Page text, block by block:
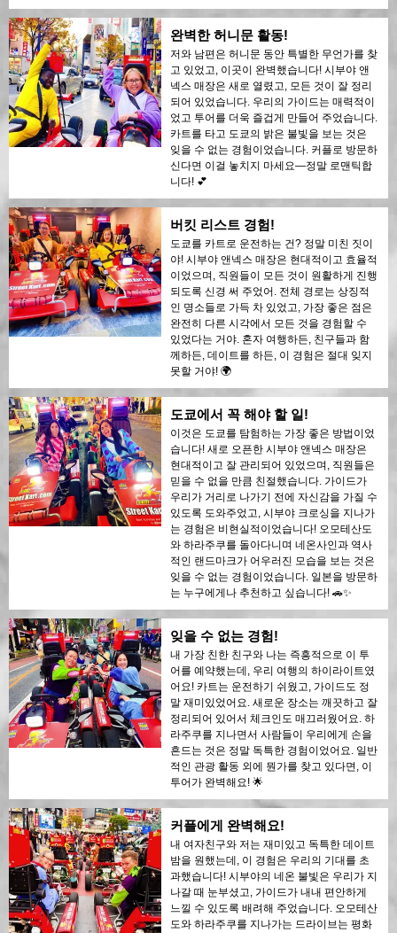
완벽한 허니문 활동!
저와 남편은 허니문 동안 특별한 무언가를 찾
고 있었고, 이곳이 완벽했습니다! 시부야 앤
넥스 매장은 새로 열렸고, 모든 것이 잘 정리
되어 있었습니다. 우리의 가이드는 매력적이
었고 투어를 더욱 즐겁게 만들어 주었습니다.
카트를 타고 도쿄의 밝은 불빛을 보는 것은
잊을 수 없는 경험이었습니다. 커플로 방문하
신다면 이걸 놓치지 마세요—정말 로맨틱합
니다! 💕
버킷 리스트 경험!
도쿄를 카트로 운전하는 건? 정말 미친 짓이
야! 시부야 앤넥스 매장은 현대적이고 효율적
이었으며, 직원들이 모든 것이 원활하게 진행
되도록 신경 써 주었어. 전체 경로는 상징적
인 명소들로 가득 차 있었고, 가장 좋은 점은
완전히 다른 시각에서 모든 것을 경험할 수
있었다는 거야. 혼자 여행하든, 친구들과 함
께하든, 데이트를 하든, 이 경험은 절대 잊지
못할 거야! 🌍
도쿄에서 꼭 해야 할 일!
이것은 도쿄를 탐험하는 가장 좋은 방법이었
습니다! 새로 오픈한 시부야 앤넥스 매장은
현대적이고 잘 관리되어 있었으며, 직원들은
믿을 수 없을 만큼 친절했습니다. 가이드가
우리가 거리로 나가기 전에 자신감을 가질 수
있도록 도와주었고, 시부야 크로싱을 지나가
는 경험은 비현실적이었습니다! 오모테산도
와 하라주쿠를 돌아다니며 네온사인과 역사
적인 랜드마크가 어우러진 모습을 보는 것은
잊을 수 없는 경험이었습니다. 일본을 방문하
는 누구에게나 추천하고 싶습니다! 🚗✨
잊을 수 없는 경험!
내 가장 친한 친구와 나는 즉흥적으로 이 투
어를 예약했는데, 우리 여행의 하이라이트였
어요! 카트는 운전하기 쉬웠고, 가이드도 정
말 재미있었어요. 새로운 장소는 깨끗하고 잘
정리되어 있어서 체크인도 매끄러웠어요. 하
라주쿠를 지나면서 사람들이 우리에게 손을
흔드는 것은 정말 독특한 경험이었어요. 일반
적인 관광 활동 외에 뭔가를 찾고 있다면, 이
투어가 완벽해요! 🌟
커플에게 완벽해요!
내 여자친구와 저는 재미있고 독특한 데이트
밤을 원했는데, 이 경험은 우리의 기대를 초
과했습니다! 시부야의 네온 불빛은 우리가 지
나갈 때 눈부셨고, 가이드가 내내 편안하게
느낄 수 있도록 배려해 주었습니다. 오모테산
도와 하라주쿠를 지나가는 드라이브는 평화